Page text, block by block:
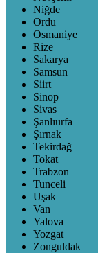
Niğde
Ordu
Osmaniye
Rize
Sakarya
Samsun
Siirt
Sinop
Sivas
Şanlıurfa
Şırnak
Tekirdağ
Tokat
Trabzon
Tunceli
Uşak
Van
Yalova
Yozgat
Zonguldak